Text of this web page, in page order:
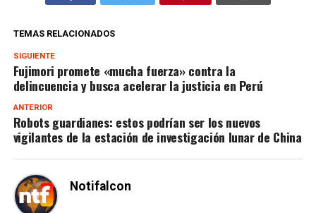
TEMAS RELACIONADOS
SIGUIENTE
Fujimori promete «mucha fuerza» contra la
delincuencia y busca acelerar la justicia en Perú
ANTERIOR
Robots guardianes: estos podrían ser los nuevos
vigilantes de la estación de investigación lunar de China
Notifalcon